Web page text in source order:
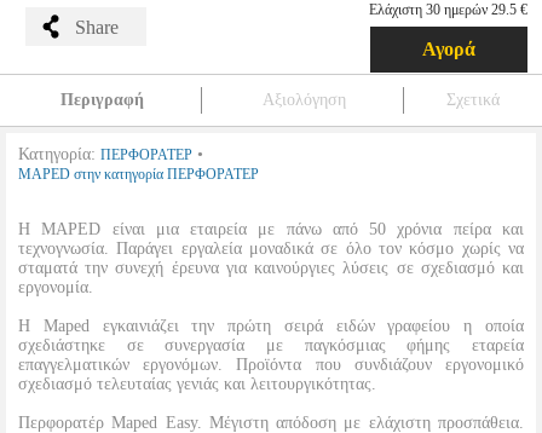
Share
Ελάχιστη 30 ημερών 29.5 €
Αγορά
Περιγραφή Αξιολόγηση Σχετικά
Κατηγορία: ΠΕΡΦΟΡΑΤΕΡ •
MAPED στην κατηγορία ΠΕΡΦΟΡΑΤΕΡ
Η MAPED είναι μια εταιρεία με πάνω από 50 χρόνια πείρα και
τεχνογνωσία. Παράγει εργαλεία μοναδικά σε όλο τον κόσμο χωρίς να
σταματά την συνεχή έρευνα για καινούργιες λύσεις σε σχεδιασμό και
εργονομία.
H Maped εγκαινιάζει την πρώτη σειρά ειδών γραφείου η οποία
σχεδιάστηκε σε συνεργασία με παγκόσμιας φήμης εταρεία
επαγγελματικών εργονόμων. Προϊόντα που συνδιάζουν εργονομικό
σχεδιασμό τελευταίας γενιάς και λειτουργικότητας.
Περφορατέρ Maped Easy. Μέγιστη απόδοση με ελάχιστη προσπάθεια.